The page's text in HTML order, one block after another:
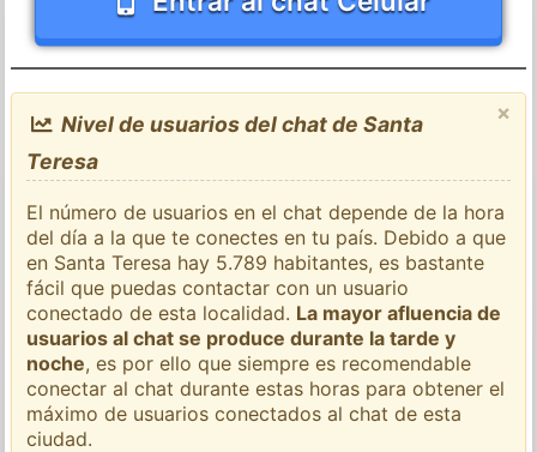
×
Nivel de usuarios del chat de Santa
Teresa
El número de usuarios en el chat depende de la hora
del día a la que te conectes en tu país. Debido a que
en Santa Teresa hay 5.789 habitantes, es bastante
fácil que puedas contactar con un usuario
conectado de esta localidad. La mayor afluencia de
usuarios al chat se produce durante la tarde y
noche, es por ello que siempre es recomendable
conectar al chat durante estas horas para obtener el
máximo de usuarios conectados al chat de esta
ciudad.